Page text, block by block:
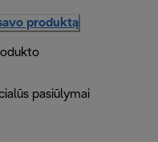
produktą
pasiūlymai